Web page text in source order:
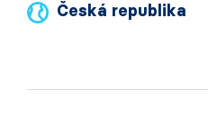
Česká republika